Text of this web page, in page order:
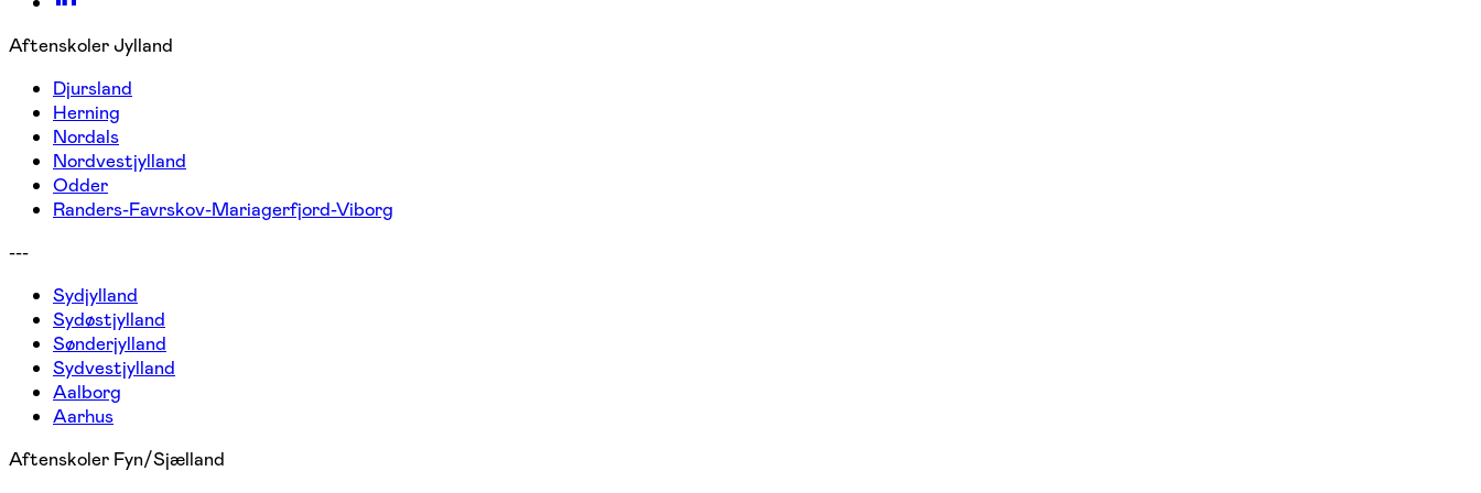
Aftenskoler Jylland
Djursland
Herning
Nordals
Nordvestjylland
Odder
Randers-Favrskov-Mariagerfjord-Viborg
---
Sydjylland
Sydøstjylland
Sønderjylland
Sydvestjylland
Aalborg
Aarhus
Aftenskoler Fyn/Sjælland